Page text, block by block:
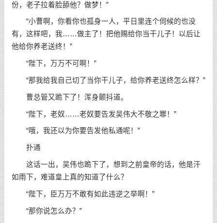
份，老子拉着脸舔他？做梦！”
“小曹啊，你看你也孤身一人，平日里连个伺候的也没
有，这样吧，我……做主了！把他赐给你当干儿子！以后让
他给你养老送终！”
“陛下，万万不可啊！”
“那我给我自己切了当你干儿子，给你养老送终怎么样？”
曹总管又跪下了！浑身颤抖道。
“陛下，老奴……老奴要告发吴伟大不敬之罪！”
“哦，我还以为你要告发他私通呢！”
扑通
这话一出，吴伟也跪下了，想到之前皇帝的话，他是汗
如雨下，难道皇上真的知道了什么？
“陛下，臣万万不敢有如此违逆之举啊！”
“那你说怎么办？”